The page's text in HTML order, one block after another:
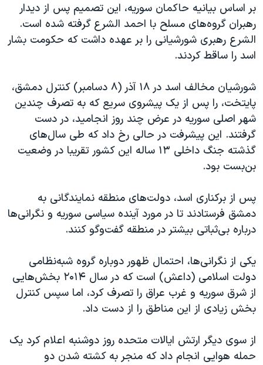
دادگاه حمید نوری
چهل سال گروگان‌گیری
قانون شفافیت دارائی کادر رهبری ایران
اسرائیل در جنگ
نرگس محمدی برنده جایزه نوبل صلح
همایش محافظه‌کاران آمریکا «سی‌پک»
صفحه‌های ویژه
بر اساس بیانیه حاکمان سوریه، این تصمیم پس از دیدار
رهبران گروه‌های مسلح با احمد الشرع گرفته شده است.
الشرع رهبری شورشیانی را بر عهده داشت که حکومت بشار
اسد را ساقط کردند.
شورشیان مخالف اسد در ۱۸ آذر (۸ دسامبر) کنترل دمشق،
پایتخت، را پس از یک پیشروی سریع که به تصرف چندین
شهر اصلی سوریه در عرض چند روز انجامید، در دست
گرفتند. این پیشرفت در حالی رخ داد که طی سال‌های
گذشته جنگ داخلی ۱۳ ساله این کشور تقریبا در وضعیت
بن‌بست بود.
پس از برکناری اسد، دولت‌های منطقه نمایندگانی به
دمشق فرستادند تا در مورد آینده سیاسی سوریه و نگرانی‌ها
درباره بی‌ثباتی بیشتر در منطقه گفت‌وگو کنند.
یکی از نگرانی‌ها، احتمال ظهور دوباره گروه شبه‌نظامی
دولت اسلامی (داعش) است که در سال ۲۰۱۴ بخش‌هایی
از شرق سوریه و غرب عراق را تصرف کرد، اما سپس کنترل
بخش زیادی از این مناطق را از دست داد.
از سوی دیگر ارتش ایالات متحده روز دوشنبه اعلام کرد یک
حمله هوایی انجام داد که منجر به کشته شدن دو